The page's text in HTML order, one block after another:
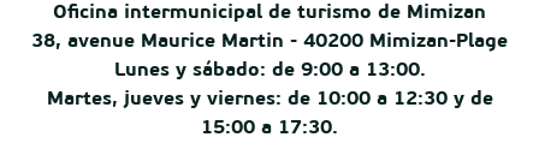
Oficina intermunicipal de turismo de Mimizan
38, avenue Maurice Martin - 40200 Mimizan-Plage
Lunes y sábado: de 9:00 a 13:00.
Martes, jueves y viernes: de 10:00 a 12:30 y de
15:00 a 17:30.